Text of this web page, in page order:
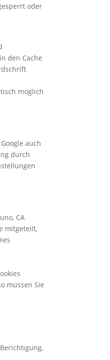
oder
den Cache
möglich
auch
durch
CA
mitgeteilt,
müssen Sie